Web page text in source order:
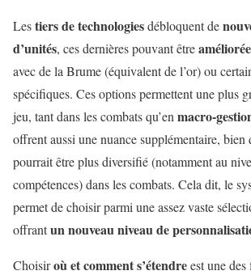
Lestiers de technologiesdébloquent de
d’unités, ces dernières pouvant être
avec de la Brume (équivalent de l’or) ou
spécifiques. Ces options permettent une plus
jeu, tant dans les combats qu’en macro-
offrent aussi une nuance supplémentaire, bien
pourrait être plus diversifié (notamment au
compétences) dans les combats. Cela dit, le
permet de choisir parmi une assez vaste
offrantun nouveau niveau de
Choisiroù et comment s’étendreest une des